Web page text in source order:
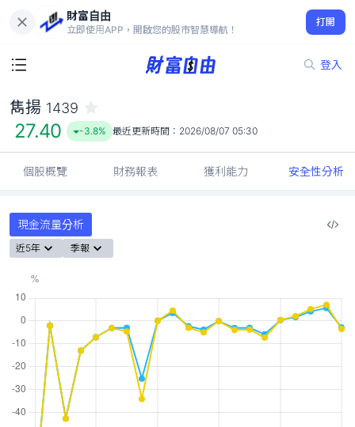
財富自由
立即使用APP，開啟您的股市智慧導航！
打開
登入
27.40
-3.8%
雋揚 1439
27.40 -3.8% 最近更新時間： 2026/08/07 05:30
個股概覽 財務報表 獲利能力 安全性分析
現金流量分析
近5年 季報